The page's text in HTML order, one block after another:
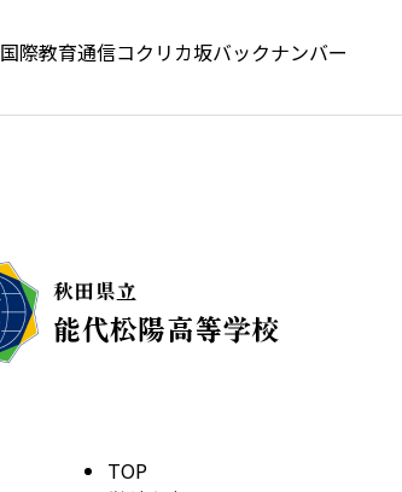
国際教育通信コクリカ坂バックナンバー
TOP